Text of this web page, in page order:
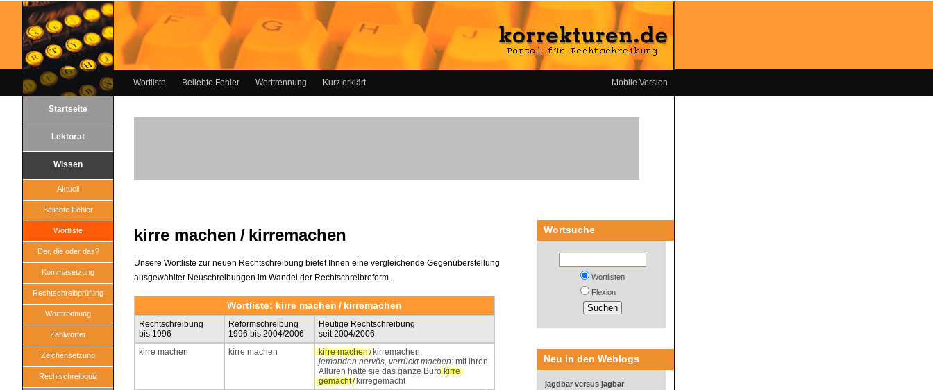
Wortliste Beliebte Fehler Worttrennung Kurz erklärt Mobile Version
Startseite
Lektorat
Wissen
Aktuell
Beliebte Fehler
Wortliste
Der, die oder das?
Kommasetzung
Rechtschreibprüfung
Worttrennung
Zahlwörter
Zeichensetzung
Rechtschreibquiz
kirre machen / kirremachen
Unsere Wortliste zur neuen Rechtschreibung bietet Ihnen eine vergleichende Gegenüberstellung
ausgewählter Neuschreibungen im Wandel der Rechtschreibreform.
Wortliste: kirre machen / kirremachen
Rechtschreibung
bis 1996
Reformschreibung
1996 bis 2004/2006
Heutige Rechtschreibung
seit 2004/2006
kirre machen
kirre machen kirre machen/ kirremachen;
jemanden nervös, verrückt machen: mit ihren
Allüren hatte sie das ganze Bürokirre
gemacht/ kirregemacht
Wortsuche
Wortlisten
Flexion
Neu in den Weblogs
jagdbar versus jagbar